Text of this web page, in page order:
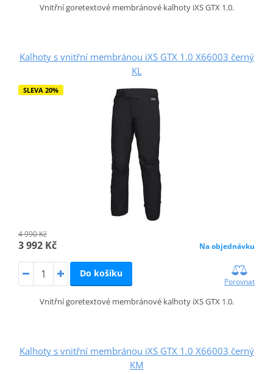
Vnitřní goretextové membránové kalhoty iXS GTX 1.0.
Kalhoty s vnitřní membránou iXS GTX 1.0 X66003 černý
KL
SLEVA 20%
4 990 Kč
3 992 Kč Na objednávku
Do košíku
Porovnat
Vnitřní goretextové membránové kalhoty iXS GTX 1.0.
Kalhoty s vnitřní membránou iXS GTX 1.0 X66003 černý
KM